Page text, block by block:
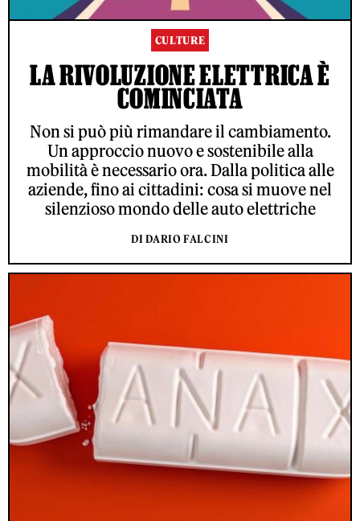
CULTURE
LA RIVOLUZIONE ELETTRICA È
COMINCIATA
Non si può più rimandare il cambiamento.
Un approccio nuovo e sostenibile alla
mobilità è necessario ora. Dalla politica alle
aziende, fino ai cittadini: cosa si muove nel
silenzioso mondo delle auto elettriche
DI DARIO FALCINI